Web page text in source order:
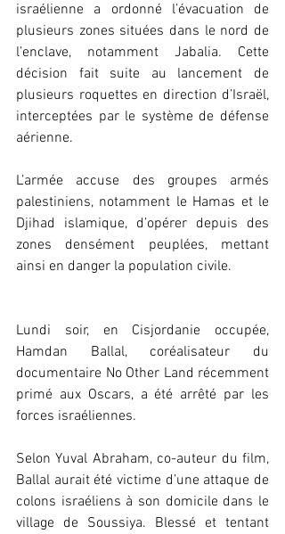
israélienne a ordonné l’évacuation de
plusieurs zones situées dans le nord de
l’enclave, notamment Jabalia. Cette
décision fait suite au lancement de
plusieurs roquettes en direction d’Israël,
interceptées par le système de défense
aérienne.
L’armée accuse des groupes armés
palestiniens, notamment le Hamas et le
Djihad islamique, d’opérer depuis des
zones densément peuplées, mettant
ainsi en danger la population civile.
Lundi soir, en Cisjordanie occupée,
Hamdan Ballal, coréalisateur du
documentaire No Other Land récemment
primé aux Oscars, a été arrêté par les
forces israéliennes.
Selon Yuval Abraham, co-auteur du film,
Ballal aurait été victime d’une attaque de
colons israéliens à son domicile dans le
village de Soussiya. Blessé et tentant